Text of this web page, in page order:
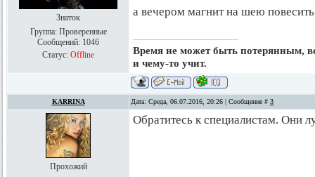
Знаток
Группа: Проверенные
Сообщений: 1046
Статус: Offline
а вечером магнит на шею
Время не может быть потерянным,
и чему-то учит.
KARRINA Дата: Среда, 06.07.2016, 20:26 | Сообщение # 3
Прохожий
Обратитесь к специалистам. Они